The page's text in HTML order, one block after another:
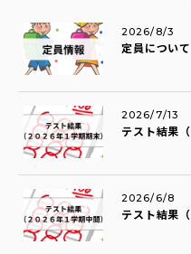
定員につい
2026/8/3
テスト結果
2026/7/13
テスト結果
2026/6/8